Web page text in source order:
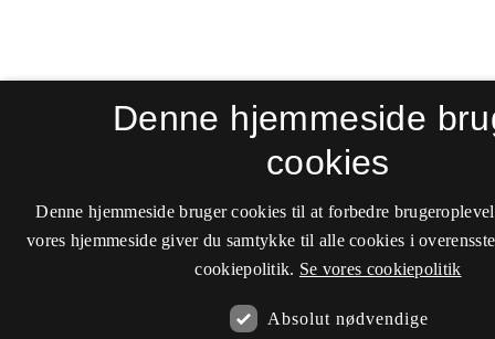
Denne hjemmeside
cookies
Denne hjemmeside bruger cookies til at forbedre
vores hjemmeside giver du samtykke til alle cookies i
cookiepolitik. Se vores cookiepolitik
Absolut nødvendige